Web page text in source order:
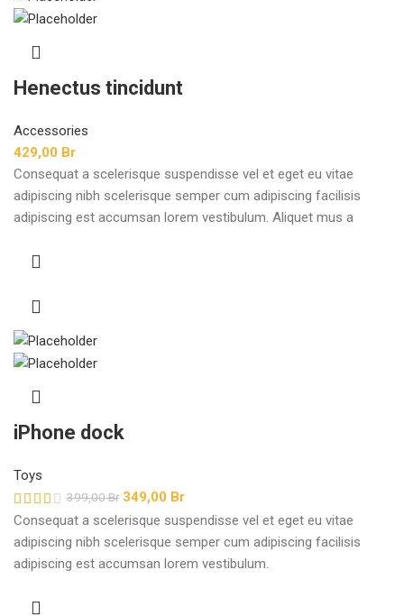
Henectus tincidunt
Accessories
429,00 Br
Consequat a scelerisque suspendisse vel et eget eu vitae
adipiscing nibh scelerisque semper cum adipiscing facilisis
adipiscing est accumsan lorem vestibulum. Aliquet mus a
ipsum a urna ac ullamcorper varius metus blandit posuere.
iPhone dock
Toys
399,00Br 349,00 Br
Consequat a scelerisque suspendisse vel et eget eu vitae
adipiscing nibh scelerisque semper cum adipiscing facilisis
adipiscing est accumsan lorem vestibulum.